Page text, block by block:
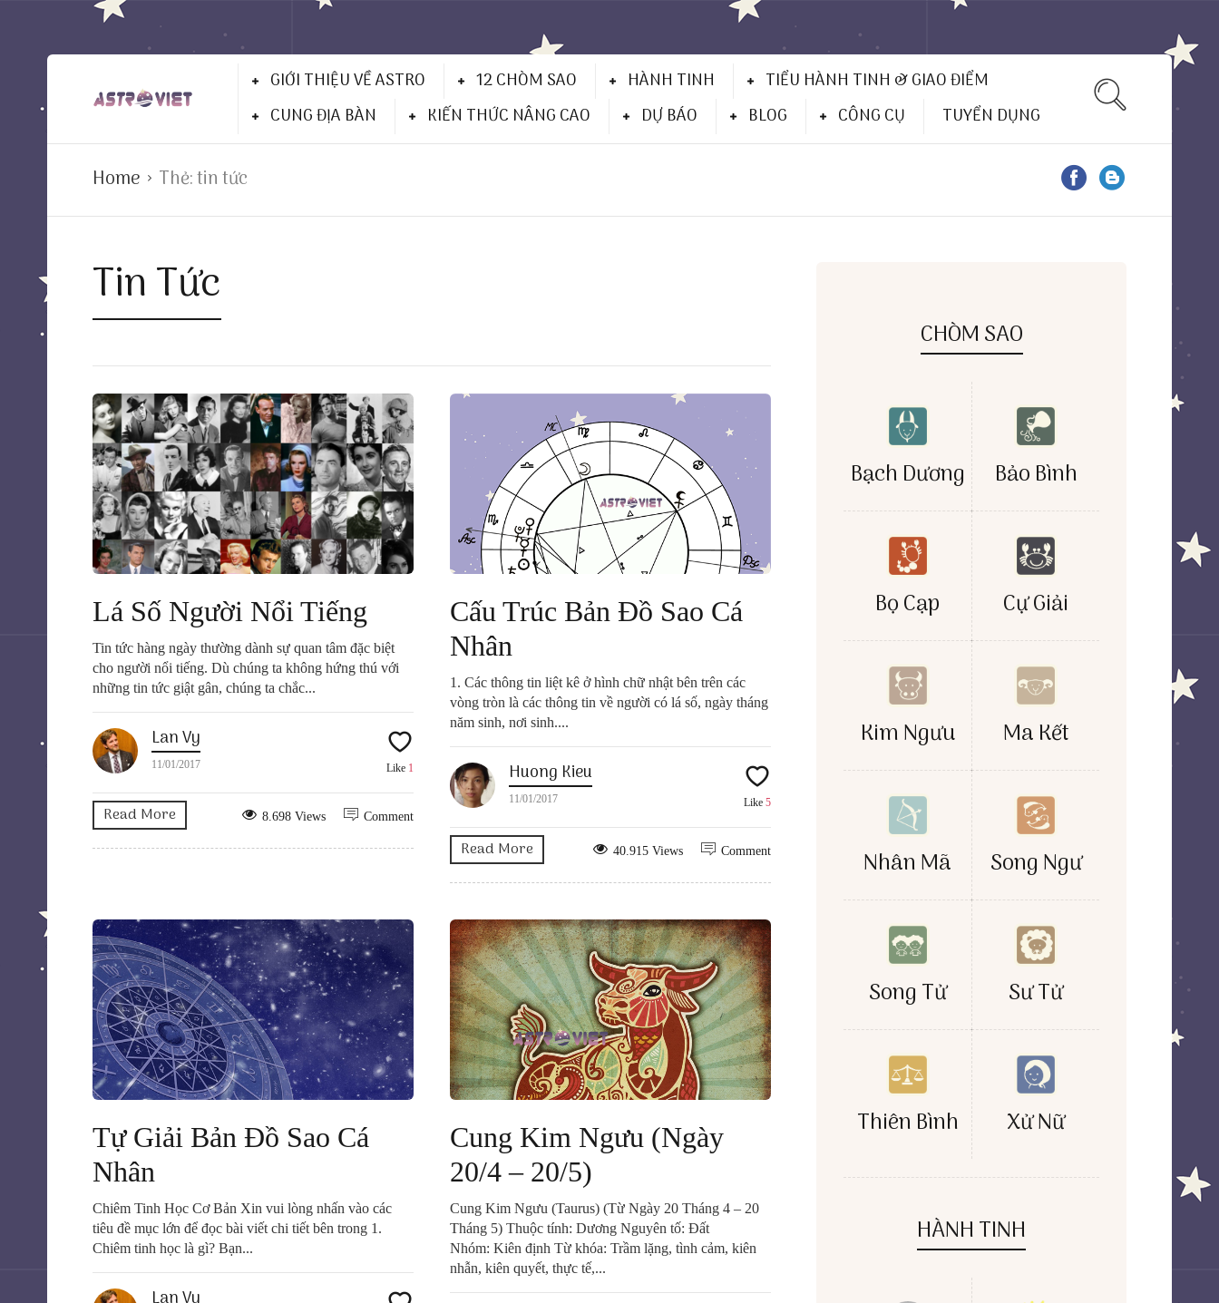
GIỚI THIỆU VỀ ASTRO 12 CHÒM SAO HÀNH TINH
TIỂU HÀNH TINH & GIAO ĐIỂM
CUNG ĐỊA BÀN
KIẾN THỨC NÂNG CAO DỰ BÁO BLOG CÔNG CỤ TUYỂN DỤNG
Home Thẻ:tin tức
Tin Tức
Lá Số Người Nổi Tiếng
Tin tức hàng ngày thường dành sự quan tâm đặc biệt
cho người nổi tiếng. Dù chúng ta không hứng thú với
những tin tức giật gân, chúng ta chắc...
Lan Vy
11/01/2017 Like 1
Read More Comment
8.698 Views
Cấu Trúc Bản Đồ Sao Cá
Nhân
1. Các thông tin liệt kê ở hình chữ nhật bên trên các
vòng tròn là các thông tin về người có lá số, ngày tháng
năm sinh, nơi sinh....
Huong Kieu
11/01/2017 Like 5
Read More Comment
40.915 Views
Tự Giải Bản Đồ Sao Cá
Nhân
Chiêm Tinh Học Cơ Bản Xin vui lòng nhấn vào các
tiêu đề mục lớn để đọc bài viết chi tiết bên trong 1.
Chiêm tinh học là gì? Bạn...
Cung Kim Ngưu (Ngày
20/4 – 20/5)
Cung Kim Ngưu (Taurus) (Từ Ngày 20 Tháng 4 – 20
Tháng 5) Thuộc tính: Dương Nguyên tố: Đất
Nhóm: Kiên định Từ khóa: Trầm lặng, tình cảm, kiên
nhẫn, kiên quyết, thực tế,...
CHÒM SAO
Bạch Dương Bảo Bình
Bọ Cạp Cự Giải
Kim Ngưu Ma Kết
Nhân Mã Song Ngư
Song Tử Sư Tử
Thiên Bình Xử Nữ
HÀNH TINH